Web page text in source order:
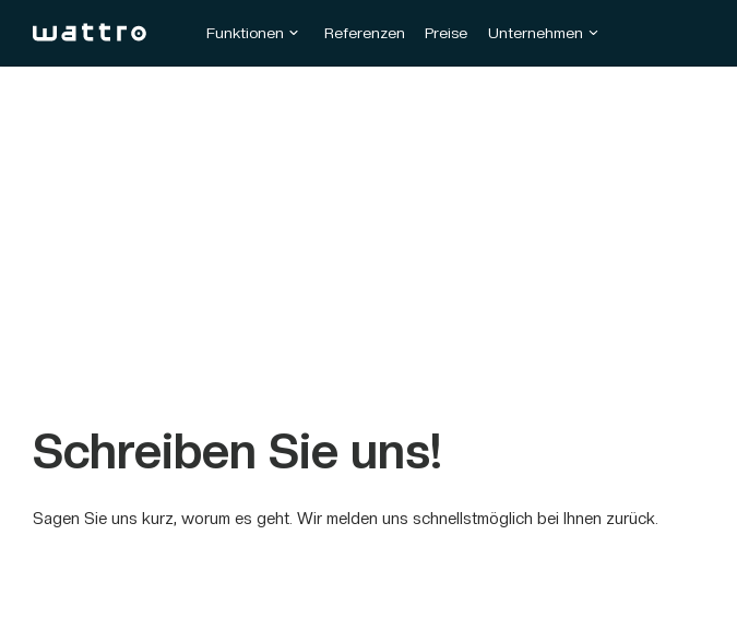
Funktionen Referenzen Preise Unternehmen
Schreiben Sie uns!
Sagen Sie uns kurz, worum es geht. Wir melden uns schnellstmöglich bei Ihnen zurück.